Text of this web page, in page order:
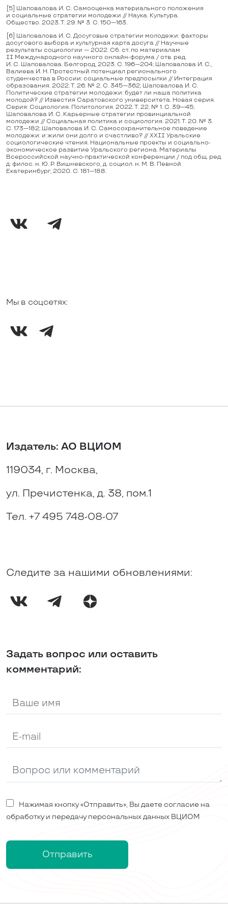
[5] Шаповалова И. С. Самооценка материального положения
и социальные стратегии молодежи // Наука. Культура.
Общество. 2023. Т. 29. № 3. С. 150—163.
[6] Шаповалова И. С. Досуговые стратегии молодежи: факторы
досугового выбора и культурная карта досуга // Научные
результаты социологии — 2022. Сб. ст. по материалам
II Международного научного онлайн-форума / отв. ред.
И. С. Шаповалова. Белгород, 2023. С. 196—204; Шаповалова И. С.,
Валиева И. Н. Протестный потенциал регионального
студенчества в России: социальные предпосылки // Интеграция
образования. 2022. Т. 26. № 2. С. 345—362; Шаповалова И. С.
Политические стратегии молодежи: будет ли наша политика
молодой? // Известия Саратовского университета. Новая серия.
Серия: Социология. Политология. 2022. Т. 22. № 1. С. 39—45;
Шаповалова И. С. Карьерные стратегии провинциальной
молодежи // Социальная политика и социология. 2021. Т. 20. № 3.
С. 173—182; Шаповалова И. С. Самосохранительное поведение
молодежи: и жили они долго и счастливо? // XXII Уральские
социологические чтения. Национальные проекты и социально-
экономическое развитие Уральского региона. Материалы
Всероссийской научно-практической конференции / под общ. ред.
д. филос. н. Ю. Р. Вишневского, д. социол. н. М. В. Певной.
Екатеринбург, 2020. С. 181—188.
Мы в соцсетях:
Издатель: АО ВЦИОМ
119034, г. Москва,
ул. Пречистенка, д. 38, пом.1
Тел. +7 495 748-08-07
Следите за нашими обновлениями:
Задать вопрос или оставить
комментарий:
Нажимая кнопку «Отправить», Вы даете согласие на
обработку и передачу персональных данных ВЦИОМ
Отправить